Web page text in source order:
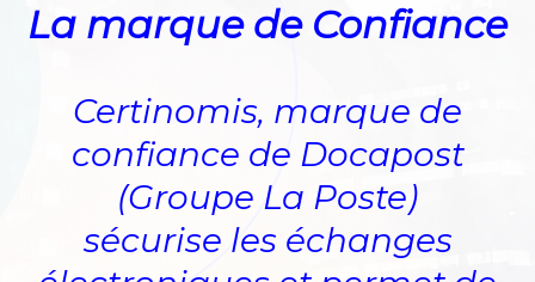
La marque de Confiance
Certinomis, marque de
confiance de Docapost
(Groupe La Poste)
sécurise les échanges